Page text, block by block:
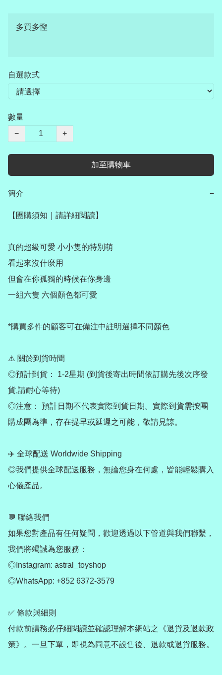
多買多慳
自選款式
數量
−
+
加至購物車
簡介 −
【團購須知｜請詳細閱讀】
真的超級可愛 小小隻的特別萌
看起來沒什麼用
但會在你孤獨的時候在你身邊
一組六隻 六個顏色都可愛
*購買多件的顧客可在備注中註明選擇不同顏色
⚠️ 關於到貨時間
◎預計到貨： 1-2星期 (到貨後寄出時間依訂購先後次序發
貨,請耐心等待)
◎注意： 預計日期不代表實際到貨日期。實際到貨需按團
購成團為準，存在提早或延遲之可能，敬請見諒。
✈️ 全球配送 Worldwide Shipping
◎我們提供全球配送服務，無論您身在何處，皆能輕鬆購入
心儀產品。
💬 聯絡我們
如果您對產品有任何疑問，歡迎透過以下管道與我們聯繫，
我們將竭誠為您服務：
◎Instagram: astral_toyshop
◎WhatsApp: +852 6372-3579
✅ 條款與細則
付款前請務必仔細閱讀並確認理解本網站之《退貨及退款政
策》。一旦下單，即視為同意不設售後、退款或退貨服務。